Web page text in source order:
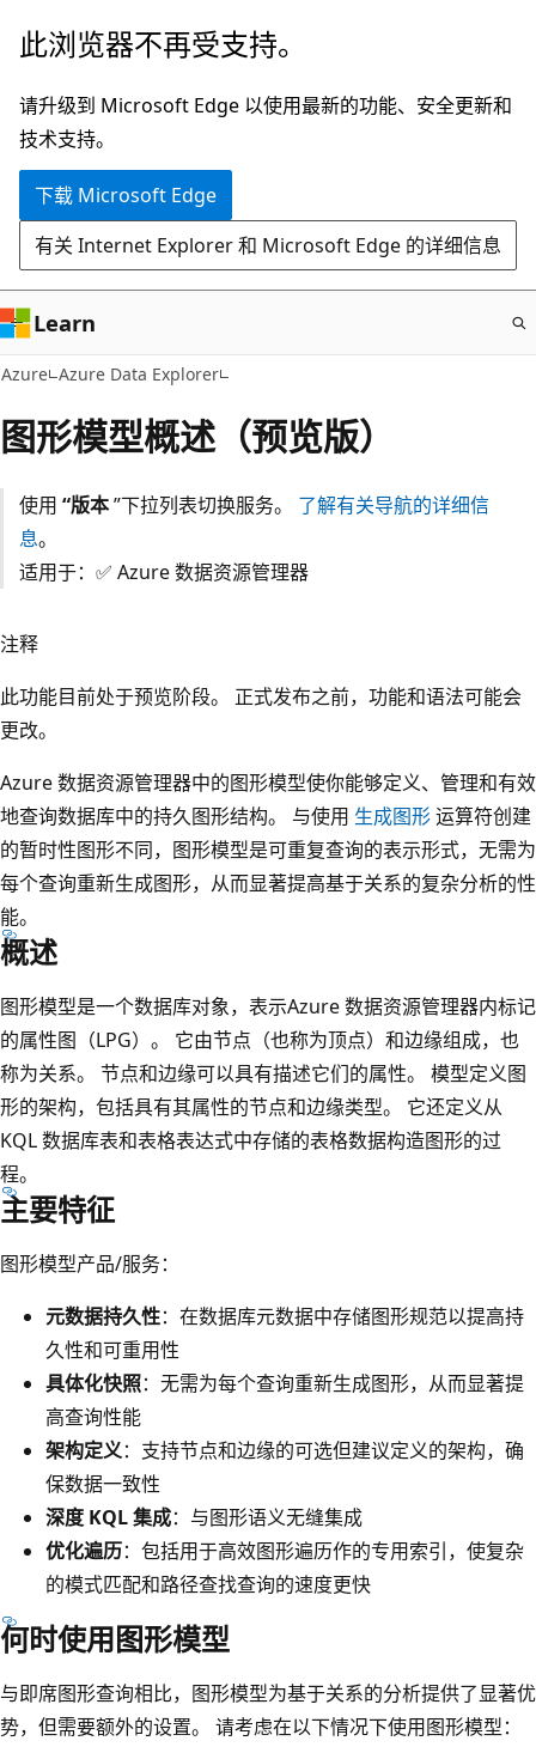
跳
主
要
内
此浏览器不再受支持。
请升级到 Microsoft Edge 以使用最新的功能、安全更新和
技术支持。
下载 Microsoft Edge
有关 Internet Explorer 和 Microsoft Edge 的详细信息
Learn
Azure Azure Data Explorer
图形模型概述（预览版）
使用 “版本”下拉列表切换服务。 了解有关导航的详细信
息。
适用于：✅ Azure 数据资源管理器
注释
此功能目前处于预览阶段。 正式发布之前，功能和语法可能会
更改。
Azure 数据资源管理器中的图形模型使你能够定义、管理和有效
地查询数据库中的持久图形结构。 与使用 生成图形运算符创建
的暂时性图形不同，图形模型是可重复查询的表示形式，无需为
每个查询重新生成图形，从而显著提高基于关系的复杂分析的性
能。
概述
图形模型是一个数据库对象，表示Azure 数据资源管理器内标记
的属性图（LPG）。 它由节点（也称为顶点）和边缘组成，也
称为关系。 节点和边缘可以具有描述它们的属性。 模型定义图
形的架构，包括具有其属性的节点和边缘类型。 它还定义从
KQL 数据库表和表格表达式中存储的表格数据构造图形的过
程。
主要特征
图形模型产品/服务：
元数据持久性：在数据库元数据中存储图形规范以提高持
久性和可重用性
具体化快照：无需为每个查询重新生成图形，从而显著提
高查询性能
架构定义：支持节点和边缘的可选但建议定义的架构，确
保数据一致性
深度 KQL 集成：与图形语义无缝集成
优化遍历：包括用于高效图形遍历作的专用索引，使复杂
的模式匹配和路径查找查询的速度更快
何时使用图形模型
与即席图形查询相比，图形模型为基于关系的分析提供了显著优
势，但需要额外的设置。 请考虑在以下情况下使用图形模型：